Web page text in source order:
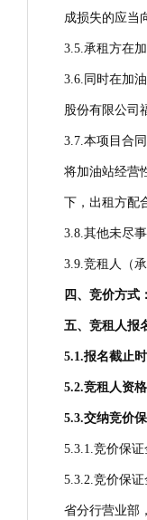
成损失的应当
3.5.承租方在
3.6.同时在加
股份有限公司
3.7.本项目合
将加油站经营
下，出租方配
3.8.其他未尽
3.9.竞租人（
四、竞价方式：
五、竞租人报
5.1.报名截止时
5.2.竞租人资格
5.3.交纳竞价
5.3.1.竞价保证
5.3.2.竞价保
省分行营业部